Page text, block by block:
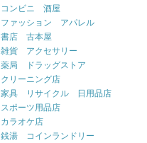
コンビニ 酒屋
ファッション アパレル
書店 古本屋
雑貨 アクセサリー
薬局 ドラッグストア
クリーニング店
家具 リサイクル 日用品店
スポーツ用品店
カラオケ店
銭湯 コインランドリー